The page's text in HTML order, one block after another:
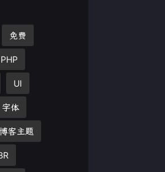
免费
PHP
UI
字体
博客主题